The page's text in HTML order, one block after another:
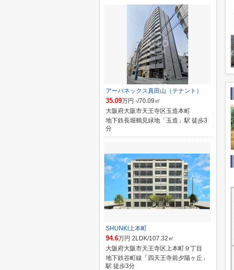
アーバネックス真田山（テナント）
35.09万円 -/70.09㎡
大阪府大阪市天王寺区玉造本町
地下鉄長堀鶴見緑地「玉造」駅 徒歩3
分
SHUNKI上本町
94.6万円 2LDK/107.32㎡
大阪府大阪市天王寺区上本町９丁目
地下鉄谷町線「四天王寺前夕陽ヶ丘」
駅 徒歩3分